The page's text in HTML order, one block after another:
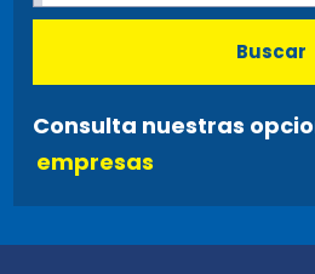
Buscar
Consulta nuestras
empresas